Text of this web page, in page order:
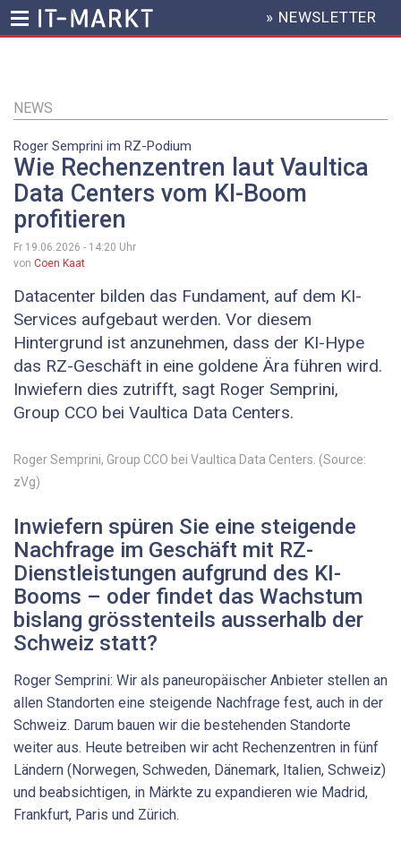
Inhalt
HEADER
MENU
» NEWSLETTER
NEWS
Roger Semprini im RZ-Podium
Wie Rechenzentren laut Vaultica
Data Centers vom KI-Boom
profitieren
Fr 19.06.2026 - 14:20 Uhr
von Coen Kaat
Datacenter bilden das Fundament, auf dem KI-
Services aufgebaut werden. Vor diesem
Hintergrund ist anzunehmen, dass der KI-Hype
das RZ-Geschäft in eine goldene Ära führen wird.
Inwiefern dies zutrifft, sagt Roger Semprini,
Group CCO bei Vaultica Data Centers.
Roger Semprini, Group CCO bei Vaultica Data Centers. (Source:
zVg)
Inwiefern spüren Sie eine steigende
Nachfrage im Geschäft mit RZ-
Dienstleistungen aufgrund des KI-
Booms – oder findet das Wachstum
bislang grösstenteils ausserhalb der
Schweiz statt?
Roger Semprini: Wir als paneuropäischer Anbieter stellen an
allen Standorten eine steigende Nachfrage fest, auch in der
Schweiz. Darum bauen wir die bestehenden Standorte
weiter aus. Heute betreiben wir acht Rechenzentren in fünf
Ländern (Norwegen, Schweden, Dänemark, Italien, Schweiz)
und beabsichtigen, in Märkte zu expandieren wie Madrid,
Frankfurt, Paris und Zürich.